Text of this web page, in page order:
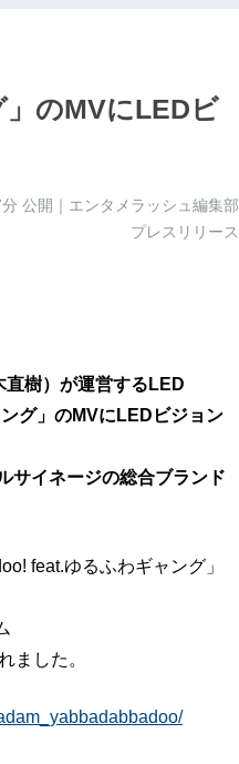
のMVにLEDビ
公開｜エンタメラッシュ編集部
プレスリリース
直樹）が運営するLED
グ」のMVにLEDビジョン
サイネージの総合ブランド
feat.ゆるふわギャング」
ました。